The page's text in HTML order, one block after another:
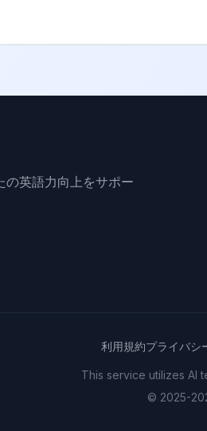
の英語力向上をサポー
利用規約プライバシ
This service utilizes AI
© 2025-